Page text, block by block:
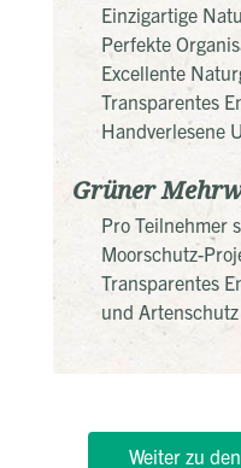
Einzigartige
Perfekte
Excellente
Transparentes
Handverlesene
Grüner
Pro Teilnehmer
Moorschutz-
Transparentes
und Artenschutz
Weiter zu